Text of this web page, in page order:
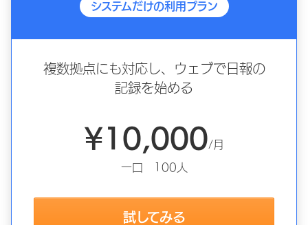
システムだけの利用プラン
複数拠点にも対応し、ウェブで日報の
記録を始める
¥10,000/月
一口 100人
試してみる